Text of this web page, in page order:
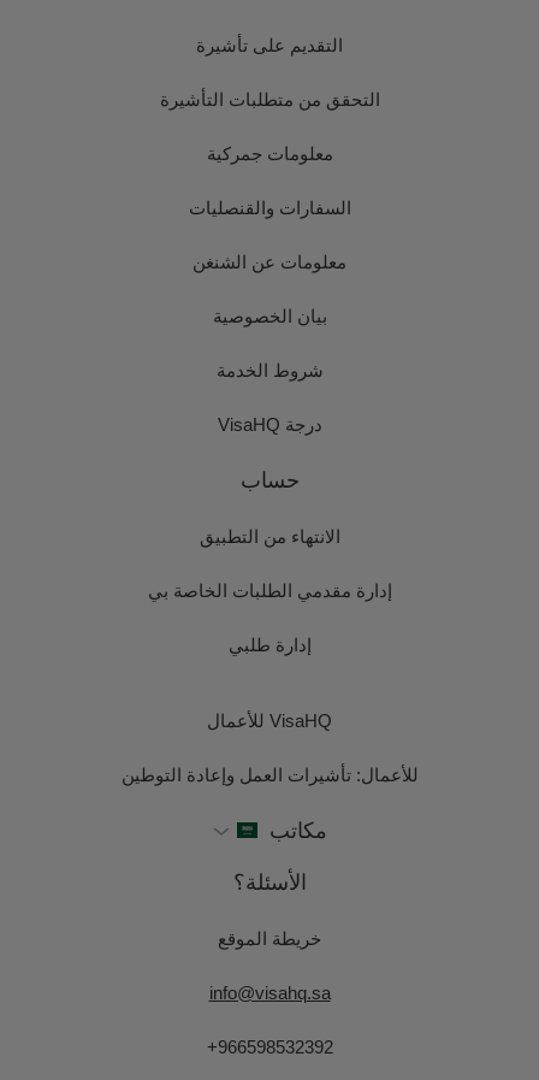
التقديم على تأشيرة
التحقق من متطلبات التأشيرة
معلومات جمركية
السفارات والقنصليات
معلومات عن الشنغن
بيان الخصوصية
شروط الخدمة
درجة VisaHQ
حساب
الانتهاء من التطبيق
إدارة مقدمي الطلبات الخاصة بي
إدارة طلبي
VisaHQ للأعمال
للأعمال: تأشيرات العمل وإعادة التوطين
مكاتب
الأسئلة؟
خريطة الموقع
info@visahq.sa
+966598532392